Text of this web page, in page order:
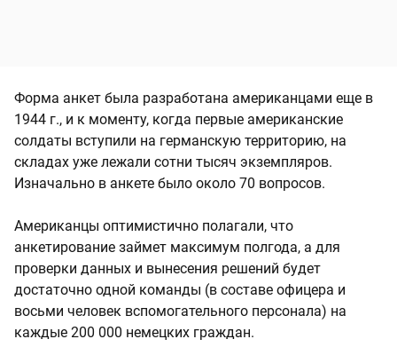
Форма анкет была разработана американцами еще в
1944 г., и к моменту, когда первые американские
солдаты вступили на германскую территорию, на
складах уже лежали сотни тысяч экземпляров.
Изначально в анкете было около 70 вопросов.
Американцы оптимистично полагали, что
анкетирование займет максимум полгода, а для
проверки данных и вынесения решений будет
достаточно одной команды (в составе офицера и
восьми человек вспомогательного персонала) на
каждые 200 000 немецких граждан.